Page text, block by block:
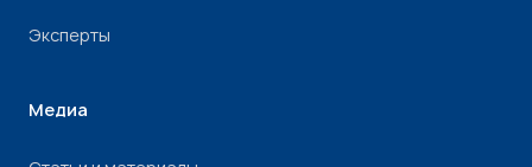
Эксперты
Медиа